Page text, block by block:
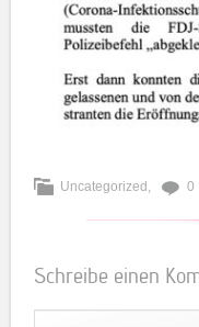
Uncategorized 0
Schreibe einen